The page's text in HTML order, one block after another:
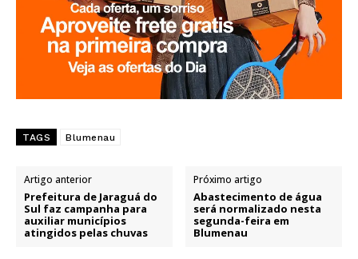
TAGS Blumenau
Artigo anterior
Prefeitura de Jaraguá do
Sul faz campanha para
auxiliar municípios
atingidos pelas chuvas
Próximo artigo
Abastecimento de água
será normalizado nesta
segunda-feira em
Blumenau